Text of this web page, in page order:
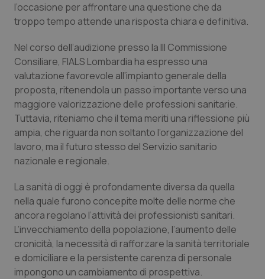
Calabria
Campania
Emilia-Romagna
Friuli Venezia Giulia
Lazio
Lombardia
Marche
Molise
Asma & BPCO
Car-T
Colesterolo & coronaropatie
Dermatite Atopica
Diabete & glucometri
Dolore
Donna & Salute
Epatiti
l’occasione per affrontare una questione che da
troppo tempo attende una risposta chiara e definitiva.
Nel corso dell’audizione presso la III Commissione
Consiliare, FIALS Lombardia ha espresso una
valutazione favorevole all’impianto generale della
proposta, ritenendola un passo importante verso una
maggiore valorizzazione delle professioni sanitarie.
Tuttavia, riteniamo che il tema meriti una riflessione più
ampia, che riguarda non soltanto l’organizzazione del
lavoro, ma il futuro stesso del Servizio sanitario
nazionale e regionale.
La sanità di oggi è profondamente diversa da quella
nella quale furono concepite molte delle norme che
ancora regolano l’attività dei professionisti sanitari.
L’invecchiamento della popolazione, l’aumento delle
cronicità, la necessità di rafforzare la sanità territoriale
e domiciliare e la persistente carenza di personale
impongono un cambiamento di prospettiva.